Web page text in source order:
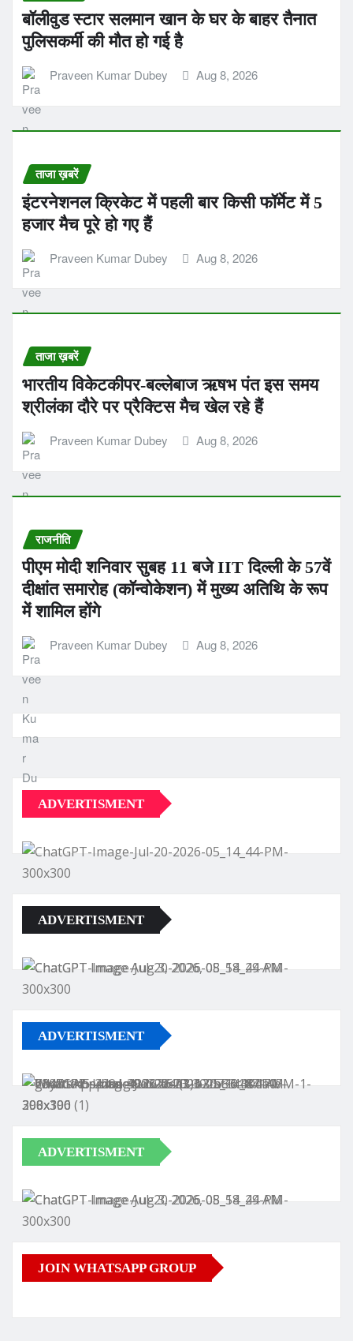
बॉलीवुड स्टार सलमान खान के घर के बाहर तैनात
पुलिसकर्मी की मौत हो गई है
Praveen Kumar Dubey Aug 8, 2026
ताजा ख़बरें
इंटरनेशनल क्रिकेट में पहली बार किसी फॉर्मेट में 5
हजार मैच पूरे हो गए हैं
Praveen Kumar Dubey Aug 8, 2026
ताजा ख़बरें
भारतीय विकेटकीपर-बल्लेबाज ऋषभ पंत इस समय
श्रीलंका दौरे पर प्रैक्टिस मैच खेल रहे हैं
Praveen Kumar Dubey Aug 8, 2026
राजनीति
पीएम मोदी शनिवार सुबह 11 बजे IIT दिल्ली के 57वें
दीक्षांत समारोह (कॉन्वोकेशन) में मुख्य अतिथि के रूप
में शामिल होंगे
Praveen Kumar Dubey Aug 8, 2026
ADVERTISMENT
ADVERTISMENT
ADVERTISMENT
ADVERTISMENT
JOIN WHATSAPP GROUP